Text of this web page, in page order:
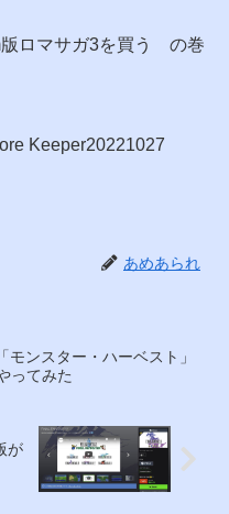
版ロマサガ3を買う の巻
Keeper20221027
あめあられ
モンスター・ハーベスト」
ってみた
が